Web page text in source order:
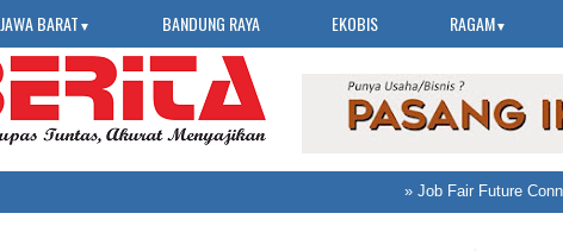
JAWA BARAT ▼ BANDUNG RAYA EKOBIS RAGAM▼
Job Fair Future Connect